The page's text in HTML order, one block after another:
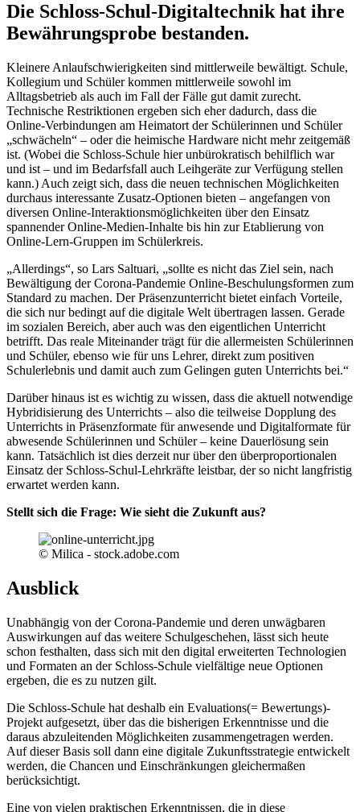
Die Schloss-Schul-Digitaltechnik hat ihre
Bewährungsprobe bestanden.
Kleinere Anlaufschwierigkeiten sind mittlerweile bewältigt. Schule,
Kollegium und Schüler kommen mittlerweile sowohl im
Alltagsbetrieb als auch im Fall der Fälle gut damit zurecht.
Technische Restriktionen ergeben sich eher dadurch, dass die
Online-Verbindungen am Heimatort der Schülerinnen und Schüler
„schwächeln“ – oder die heimische Hardware nicht mehr zeitgemäß
ist. (Wobei die Schloss-Schule hier unbürokratisch behilflich war
und ist – und im Bedarfsfall auch Leihgeräte zur Verfügung stellen
kann.) Auch zeigt sich, dass die neuen technischen Möglichkeiten
durchaus interessante Zusatz-Optionen bieten – angefangen von
diversen Online-Interaktionsmöglichkeiten über den Einsatz
spannender Online-Medien-Inhalte bis hin zur Etablierung von
Online-Lern-Gruppen im Schülerkreis.
„Allerdings“, so Lars Saltuari, „sollte es nicht das Ziel sein, nach
Bewältigung der Corona-Pandemie Online-Beschulungsformen zum
Standard zu machen. Der Präsenzunterricht bietet einfach Vorteile,
die sich nur bedingt auf die digitale Welt übertragen lassen. Gerade
im sozialen Bereich, aber auch was den eigentlichen Unterricht
betrifft. Das reale Miteinander trägt für die allermeisten Schülerinnen
und Schüler, ebenso wie für uns Lehrer, direkt zum positiven
Schulerlebnis und damit auch zum Gelingen guten Unterrichts bei.“
Darüber hinaus ist es wichtig zu wissen, dass die aktuell notwendige
Hybridisierung des Unterrichts – also die teilweise Dopplung des
Unterrichts in Präsenzformate für anwesende und Digitalformate für
abwesende Schülerinnen und Schüler – keine Dauerlösung sein
kann. Tatsächlich ist dies derzeit nur über den überproportionalen
Einsatz der Schloss-Schul-Lehrkräfte leistbar, der so nicht langfristig
erwartet werden kann.
Stellt sich die Frage: Wie sieht die Zukunft aus?
© Milica - stock.adobe.com
Ausblick
Unabhängig von der Corona-Pandemie und deren unwägbaren
Auswirkungen auf das weitere Schulgeschehen, lässt sich heute
schon festhalten, dass sich mit den digital erweiterten Technologien
und Formaten an der Schloss-Schule vielfältige neue Optionen
ergeben, die es zu nutzen gilt.
Die Schloss-Schule hat deshalb ein Evaluations(= Bewertungs)-
Projekt aufgesetzt, über das die bisherigen Erkenntnisse und die
daraus abzuleitenden Möglichkeiten zusammengetragen werden.
Auf dieser Basis soll dann eine digitale Zukunftsstrategie entwickelt
werden, die Chancen und Einschränkungen gleichermaßen
berücksichtigt.
Eine von vielen praktischen Erkenntnissen, die in diese